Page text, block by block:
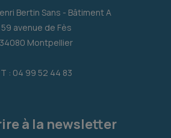
Bertin Sans - Bâtiment A
59 avenue de Fès
34080 Montpellier
T : 04 99 52 44 83
à la newsletter